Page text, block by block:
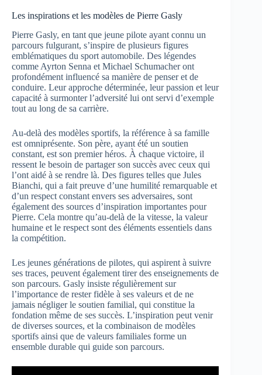
Les inspirations et les modèles de Pierre Gasly
Pierre Gasly, en tant que jeune pilote ayant connu un
parcours fulgurant, s’inspire de plusieurs figures
emblématiques du sport automobile. Des légendes
comme Ayrton Senna et Michael Schumacher ont
profondément influencé sa manière de penser et de
conduire. Leur approche déterminée, leur passion et leur
capacité à surmonter l’adversité lui ont servi d’exemple
tout au long de sa carrière.
Au-delà des modèles sportifs, la référence à sa famille
est omniprésente. Son père, ayant été un soutien
constant, est son premier héros. À chaque victoire, il
ressent le besoin de partager son succès avec ceux qui
l’ont aidé à se rendre là. Des figures telles que Jules
Bianchi, qui a fait preuve d’une humilité remarquable et
d’un respect constant envers ses adversaires, sont
également des sources d’inspiration importantes pour
Pierre. Cela montre qu’au-delà de la vitesse, la valeur
humaine et le respect sont des éléments essentiels dans
la compétition.
Les jeunes générations de pilotes, qui aspirent à suivre
ses traces, peuvent également tirer des enseignements de
son parcours. Gasly insiste régulièrement sur
l’importance de rester fidèle à ses valeurs et de ne
jamais négliger le soutien familial, qui constitue la
fondation même de ses succès. L’inspiration peut venir
de diverses sources, et la combinaison de modèles
sportifs ainsi que de valeurs familiales forme un
ensemble durable qui guide son parcours.